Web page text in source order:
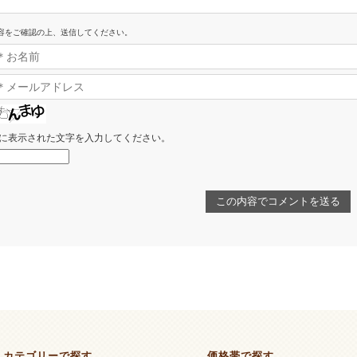
をご確認の上、送信してください。
表示された文字を入力してください。